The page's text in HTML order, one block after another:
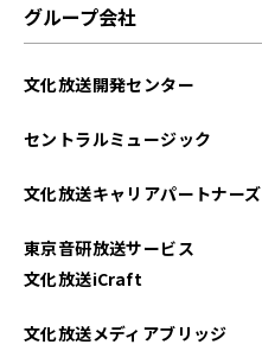
グループ会社
文化放送開発センター
セントラルミュージック
文化放送キャリアパートナーズ
東京音研放送サービス
文化放送iCraft
文化放送メディアブリッジ